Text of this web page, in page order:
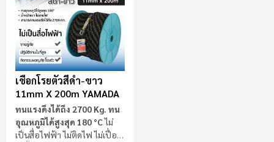
เชือกโรยตัวสีดำ-ขาว
11mm X 200m YAMADA
ทนแรงดึงได้ถึง 2700 Kg. ทน
อุณหภูมิได้สูงสุด 180 °Cไม่
เป็นสื่อไฟฟ้า ไม่ติดไฟ ไม่เปื่อย